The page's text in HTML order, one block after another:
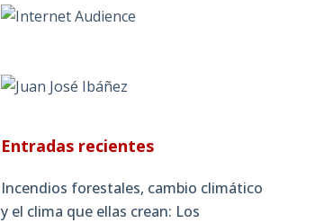
Entradas recientes
Incendios forestales, cambio climático
y el clima que ellas crean: Los